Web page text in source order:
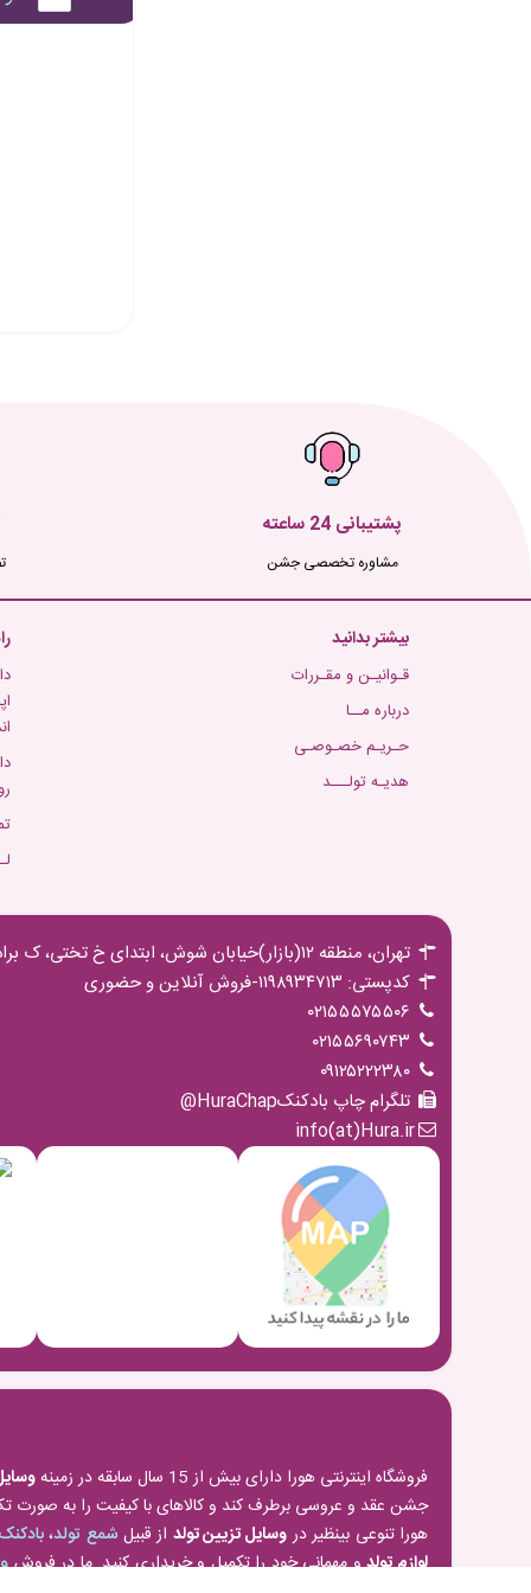
پشتیبانی 24 ساعته
مشاوره تخصصی جشن
بیشتر بدانید
قـوانیـن و مقـررات
درباره مــا
حـریـم خصـوصـی
هدیـه تولـــد
تهران، منطقه ۱۲(بازار)خیابان شوش، ابتدای خ تختی، ک برادران مجیدی،پ ۱۶ ط اول
کدپستی: ۱۱۹۸۹۳۴۷۱۳-فروش آنلاین و حضوری
۰۲۱۵۵۵۷۵۵۰۶
۰۲۱۵۵۶۹۰۷۴۳
۰۹۱۲۵۲۲۲۳۸۰
تلگرام چاپ بادکنکHuraChap@
info(at)Hura.ir
فروشگاه اینترنتی هورا دارای بیش از 15 سال سابقه در زمینه
جشن عقد و عروسی برطرف کند و کالاهای با کیفیت را به صورت
هورا تنوعی بینظیر در وسایل تزیین تولد از قبیل شمع تولد،
لوازم تولدو مهمانی خود را تکمیل و خریداری کنید. ما در فروش